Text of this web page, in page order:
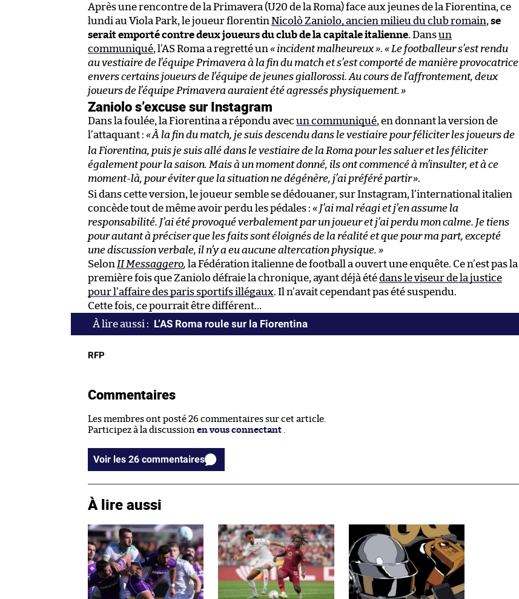
Après une rencontre de la Primavera (U20 de la Roma) face aux jeunes de la Fiorentina, ce
lundi au Viola Park, le joueur florentin Nicolò Zaniolo, ancien milieu du club romain, se
serait emporté contre deux joueurs du club de la capitale italienne. Dansun
communiqué, l’AS Roma a regretté un « incident malheureux». « Le footballeur s’est rendu
au vestiaire de l’équipe Primavera à la fin du match et s’est comporté de manière provocatrice
envers certains joueurs de l’équipe de jeunes giallorossi. Au cours de l’affrontement, deux
joueurs de l’équipe Primavera auraient été agressés physiquement.»
Zaniolo s’excuse sur Instagram
Dans la foulée, la Fiorentina a répondu avec un communiqué, en donnant la version de
l’attaquant : «À la fin du match, je suis descendu dans le vestiaire pour féliciter les joueurs de
la Fiorentina, puis je suis allé dans le vestiaire de la Roma pour les saluer et les féliciter
également pour la saison. Mais à un moment donné, ils ont commencé à m’insulter, et à ce
moment-là, pour éviter que la situation ne dégénère, j’ai préféré partir».
Si dans cette version, le joueur semble se dédouaner, sur Instagram, l’international italien
concède tout de même avoir perdu les pédales : « J’ai mal réagi et j’en assume la
responsabilité. J’ai été provoqué verbalement par un joueur et j’ai perdu mon calme. Je tiens
pour autant à préciser que les faits sont éloignés de la réalité et que pour ma part, excepté
une discussion verbale, il n’y a eu aucune altercation physique. »
Selon II Messaggero, la Fédération italienne de football a ouvert une enquête. Ce n’est pas la
première fois que Zaniolo défraie la chronique, ayant déjà étédans le viseur de la justice
pour l’affaire des paris sportifs illégaux. Il n’avait cependant pas été suspendu.
Cette fois, ce pourrait être différent…
L’AS Roma roule sur la Fiorentina
RFP
Commentaires
Les membres ont posté 26 commentaires sur cet article.
Participez à la discussion en vous connectant
Voir les 26 commentaires
À lire aussi